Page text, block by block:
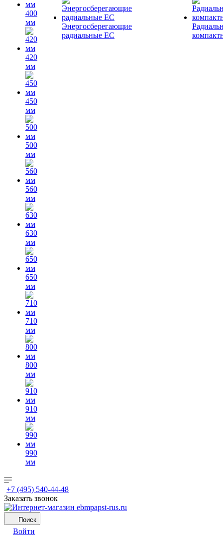
400
мм
420
мм
450
мм
500
мм
560
мм
630
мм
650
мм
710
мм
800
мм
910
мм
990
мм
Энергосберегающие
радиальные EC
+7 (495) 540-44-48
Заказать звонок
Поиск
Войти